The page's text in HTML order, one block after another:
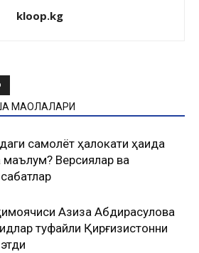
kloop.kg
МАҚОЛАЛАРИ
самолёт ҳалокати ҳақида
маълум? Версиялар ва
ҳимоячиси Азиза Абдирасулова
туфайли Қирғизистонни